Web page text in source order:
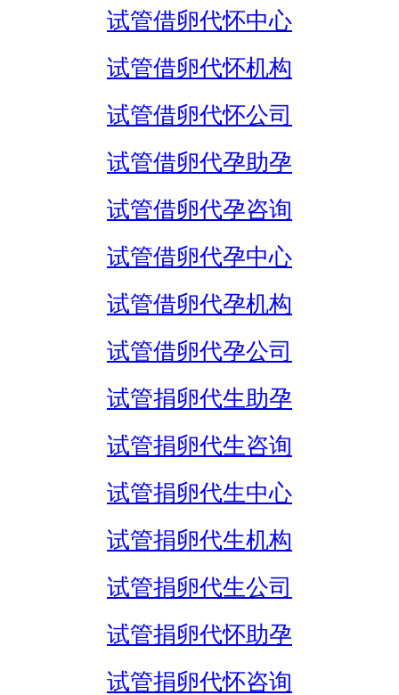
试管借卵代怀中心
试管借卵代怀机构
试管借卵代怀公司
试管借卵代孕助孕
试管借卵代孕咨询
试管借卵代孕中心
试管借卵代孕机构
试管借卵代孕公司
试管捐卵代生助孕
试管捐卵代生咨询
试管捐卵代生中心
试管捐卵代生机构
试管捐卵代生公司
试管捐卵代怀助孕
试管捐卵代怀咨询